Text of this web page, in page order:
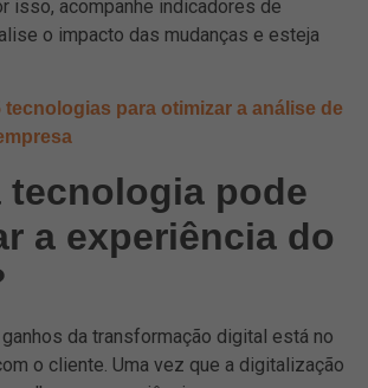
isso, acompanhe indicadores de
o impacto das mudanças e esteja
tecnologias para otimizar a análise de
tecnologia pode
a experiência do
da transformação digital está no
o cliente. Uma vez que a digitalização